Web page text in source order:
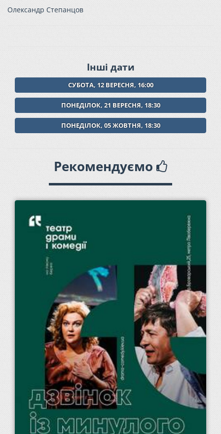
Олександр Степанцов
Інші дати
СУБОТА, 12 ВЕРЕСНЯ, 16:00
ПОНЕДІЛОК, 21 ВЕРЕСНЯ, 18:30
ПОНЕДІЛОК, 05 ЖОВТНЯ, 18:30
Рекомендуємо